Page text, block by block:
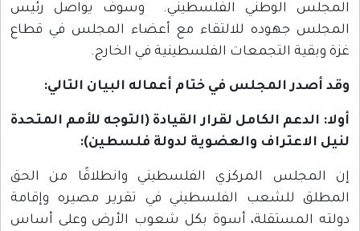
المجلس الوطني الفلسطيني. وسوف يواصل رئيس
المجلس جهوده للالتقاء مع أعضاء المجلس في قطاع
غزة وبقية التجمعات الفلسطينية في الخارج.
وقد أصدر المجلس في ختام أعماله البيان التالي:
أولا: الدعم الكامل لقرار القيادة (التوجه للأمم المتحدة
لنيل الاعتراف والعضوية لدولة فلسطين):
إن المجلس المركزي الفلسطيني وانطلاقًا من الحق
المطلق للشعب الفلسطيني في تقرير مصيره وإقامة
دولته المستقلة، أسوة بكل شعوب الأرض وعلى أساس